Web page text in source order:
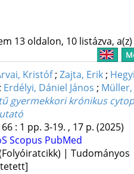
13 oldalon, 10 listázva,
Kristóf; Zajta, Erik;
Erdélyi, Dániel János ; Müller,
gyermekkori krónikus
: 1 pp. 3-19. , 17 p. (2025)
Scopus PubMed
| Tudományos